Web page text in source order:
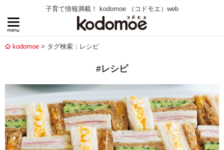
子育て情報満載！ kodomoe （コドモエ）web
kodomoe タグ検索：レシピ
#レシピ